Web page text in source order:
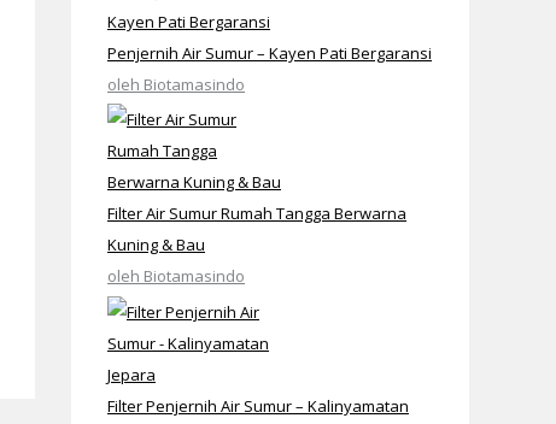
Penjernih Air Sumur – Kayen Pati Bergaransi
oleh Biotamasindo
Filter Air Sumur Rumah Tangga Berwarna
Kuning & Bau
oleh Biotamasindo
Filter Penjernih Air Sumur – Kalinyamatan